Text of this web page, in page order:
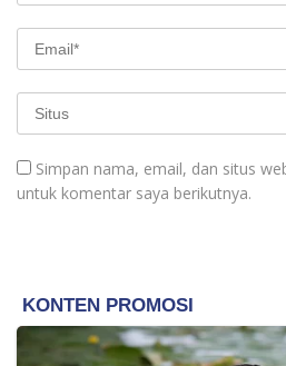
Simpan nama, email, dan situs
untuk komentar saya berikutnya.